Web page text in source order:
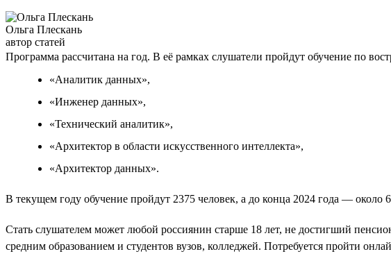
Ольга Плескань
автор статей
Программа рассчитана на год. В её рамках слушатели пройдут обучение по
«Аналитик данных»,
«Инженер данных»,
«Технический аналитик»,
«Архитектор в области искусственного интеллекта»,
«Архитектор данных».
В текущем году обучение пройдут 2375 человек, а до конца 2024 года —
Стать слушателем может любой россиянин старше 18 лет, не достигший
средним образованием и студентов вузов, колледжей. Потребуется пройти